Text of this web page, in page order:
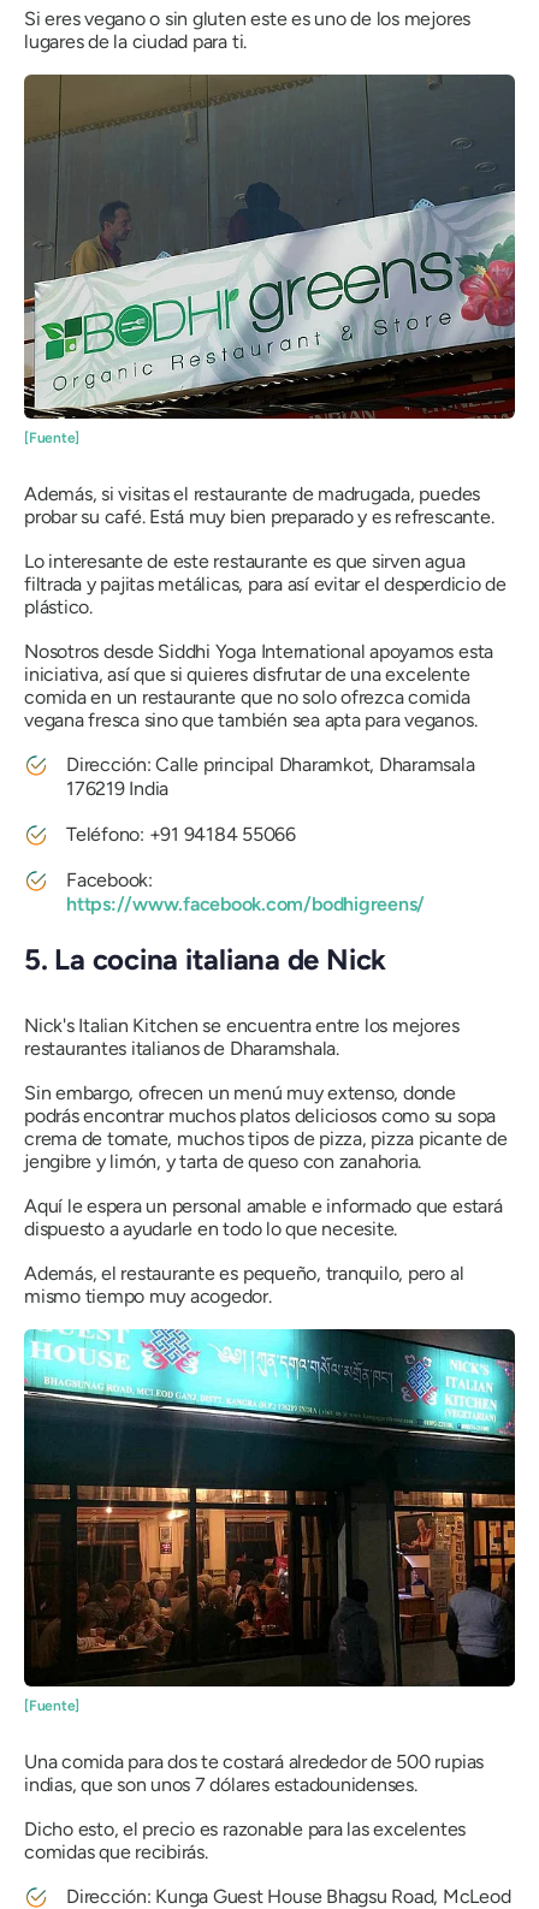
Si eres vegano o sin gluten este es uno de los mejores
lugares de la ciudad para ti.
[Fuente]
Además, si visitas el restaurante de madrugada, puedes
probar su café. Está muy bien preparado y es refrescante.
Lo interesante de este restaurante es que sirven agua
filtrada y pajitas metálicas, para así evitar el desperdicio de
plástico.
Nosotros desde Siddhi Yoga International apoyamos esta
iniciativa, así que si quieres disfrutar de una excelente
comida en un restaurante que no solo ofrezca comida
vegana fresca sino que también sea apta para veganos.
Dirección: Calle principal Dharamkot, Dharamsala
176219 India
Teléfono: +91 94184 55066
Facebook:
https://www.facebook.com/bodhigreens/
5. La cocina italiana de Nick
Nick's Italian Kitchen se encuentra entre los mejores
restaurantes italianos de Dharamshala.
Sin embargo, ofrecen un menú muy extenso, donde
podrás encontrar muchos platos deliciosos como su sopa
crema de tomate, muchos tipos de pizza, pizza picante de
jengibre y limón, y tarta de queso con zanahoria.
Aquí le espera un personal amable e informado que estará
dispuesto a ayudarle en todo lo que necesite.
Además, el restaurante es pequeño, tranquilo, pero al
mismo tiempo muy acogedor.
[Fuente]
Una comida para dos te costará alrededor de 500 rupias
indias, que son unos 7 dólares estadounidenses.
Dicho esto, el precio es razonable para las excelentes
comidas que recibirás.
Dirección: Kunga Guest House Bhagsu Road, McLeod